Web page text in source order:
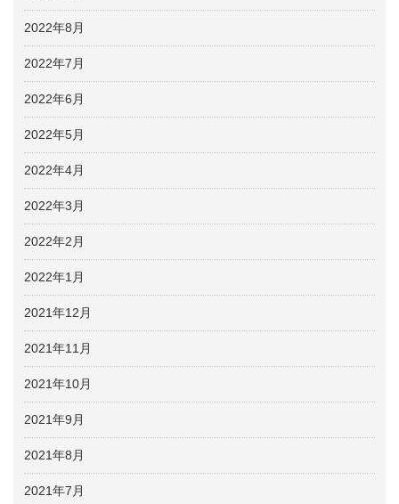
2022年8月
2022年7月
2022年6月
2022年5月
2022年4月
2022年3月
2022年2月
2022年1月
2021年12月
2021年11月
2021年10月
2021年9月
2021年8月
2021年7月